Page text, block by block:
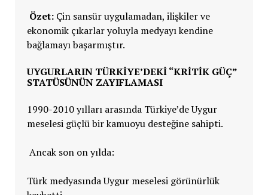
Özet:Çin sansür uygulamadan, ilişkiler ve
ekonomik çıkarlar yoluyla medyayı kendine
bağlamayı başarmıştır.
UYGURLARIN TÜRKIYE’DEKI “KRITIK GÜÇ”
STATÜSÜNÜN ZAYIFLAMASI
1990-2010 yılları arasında Türkiye’de Uygur
meselesi güçlü bir kamuoyu desteğine sahipti.
Ancak son on yılda:
Türk medyasında Uygur meselesi görünürlük